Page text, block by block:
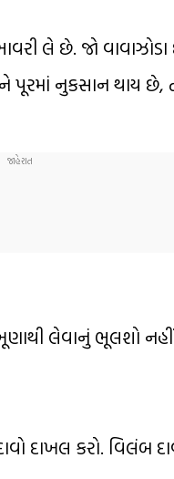
લે છે. જો વાવાઝોડા
પૂરમાં નુકસાન થાય
લેવાનું ભૂલશો નહીં.
દાખલ કરો. વિલંબ